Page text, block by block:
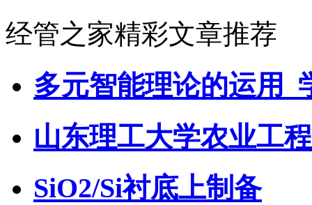
经管之家精彩文章推荐
多元智能理论的运用_
山东理工大学农业工
SiO2/Si衬底上制备